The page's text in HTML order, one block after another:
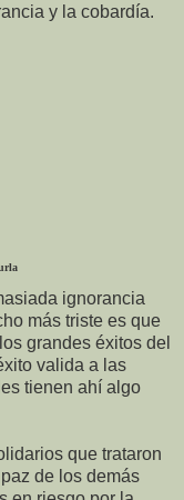
y la cobardía.
ignorancia
más triste es que
grandes éxitos del
valida a las
tienen ahí algo
que trataron
de los demás